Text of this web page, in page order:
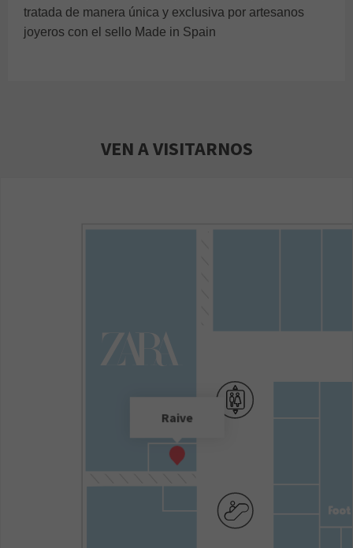
tratada de manera única y exclusiva por artesanos
joyeros con el sello Made in Spain
VEN A VISITARNOS
Raive